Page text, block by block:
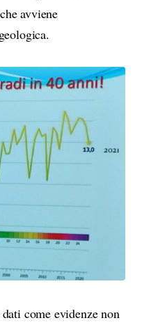
avviene
come evidenze non